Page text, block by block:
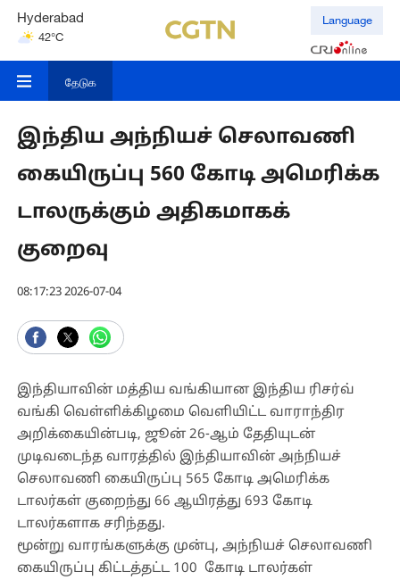
Hyderabad
42°C
Mumbai
Language
தேடுக
இந்திய அந்நியச் செலாவணி
கையிருப்பு 560 கோடி அமெரிக்க
டாலருக்கும் அதிகமாகக்
குறைவு
08:17:23 2026-07-04
இந்தியாவின் மத்திய வங்கியான இந்திய ரிசர்வ்
வங்கி வெள்ளிக்கிழமை வெளியிட்ட வாராந்திர
அறிக்கையின்படி, ஜூன் 26-ஆம் தேதியுடன்
முடிவடைந்த வாரத்தில் இந்தியாவின் அந்நியச்
செலாவணி கையிருப்பு 565 கோடி அமெரிக்க
டாலர்கள் குறைந்து 66 ஆயிரத்து 693 கோடி
டாலர்களாக சரிந்தது.
மூன்று வாரங்களுக்கு முன்பு, அந்நியச் செலாவணி
கையிருப்பு கிட்டத்தட்ட 100 கோடி டாலர்கள்